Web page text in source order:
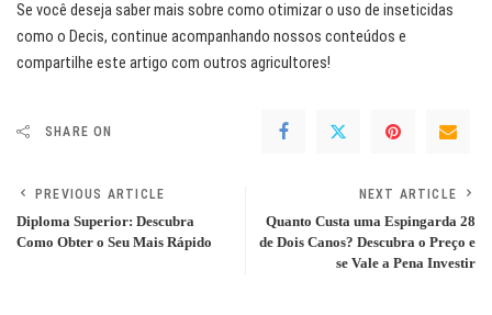
Se você deseja saber mais sobre como otimizar o uso de inseticidas
como o Decis, continue acompanhando nossos conteúdos e
compartilhe este artigo com outros agricultores!
SHARE ON
PREVIOUS ARTICLE
Diploma Superior: Descubra
Como Obter o Seu Mais Rápido
NEXT ARTICLE
Quanto Custa uma Espingarda 28
de Dois Canos? Descubra o Preço e
se Vale a Pena Investir